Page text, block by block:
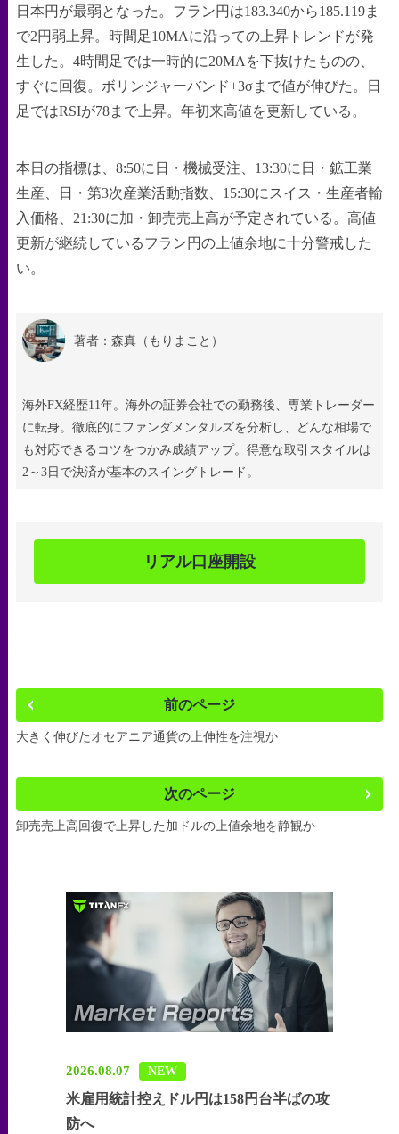
日本円が最弱となった。フラン円は183.340から185.119ま
で2円弱上昇。時間足10MAに沿っての上昇トレンドが発
生した。4時間足では一時的に20MAを下抜けたものの、
すぐに回復。ボリンジャーバンド+3σまで値が伸びた。日
足ではRSIが78まで上昇。年初来高値を更新している。
本日の指標は、8:50に日・機械受注、13:30に日・鉱工業
生産、日・第3次産業活動指数、15:30にスイス・生産者輸
入価格、21:30に加・卸売売上高が予定されている。高値
更新が継続しているフラン円の上値余地に十分警戒した
い。
著者：森真（もりまこと）
海外FX経歴11年。海外の証券会社での勤務後、専業トレーダー
に転身。徹底的にファンダメンタルズを分析し、どんな相場で
も対応できるコツをつかみ成績アップ。得意な取引スタイルは
2～3日で決済が基本のスイングトレード。
リアル口座開設
前のページ
大きく伸びたオセアニア通貨の上伸性を注視か
次のページ
卸売売上高回復で上昇した加ドルの上値余地を静観か
2026.08.07 NEW
米雇用統計控えドル円は158円台半ばの攻
防へ